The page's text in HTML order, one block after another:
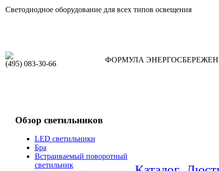
Светодиодное оборудование для всех типов освещения
(495) 083-30-66 ФОРМУЛА
Обзор светильников
LED светильники
Бра
Встраиваемый поворотный
светильник